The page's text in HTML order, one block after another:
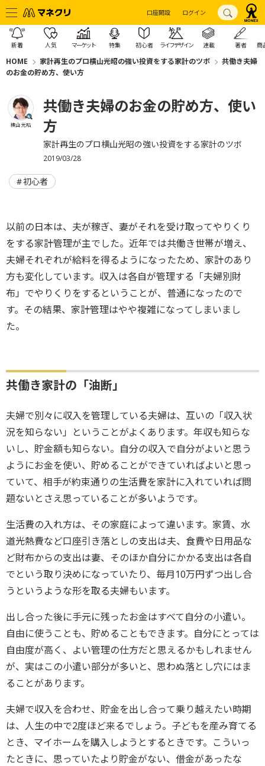
口座開設 ログイン
新着 人気 マーケット 特集 初心者 ライフデザイン 連載 著者 商
HOME 家計再生のプロ横山光昭の強い投資をする家計のツボ
共働き夫婦
のお金の貯め方、使い方
横山 光昭
共働き夫婦のお金の貯め方、使い
方
家計再生のプロ横山光昭の強い投資をする家計のツボ
2019/03/28
初心者
以前の日本は、夫が稼ぎ、妻がそれを受け取ってやりくり
をする家計管理が主でした。近年では共働き世帯が増え、
夫婦それぞれが給料を得るようになったため、家計のあり
方も変化しています。収入は各自が管理する「夫婦別財
布」でやりくりをするということが、普通になったので
す。その結果、家計管理はやや複雑になってしまいまし
た。
共働き家計の「油断」
夫婦で別々に収入を管理している夫婦は、互いの「収入状
況を知らない」ということがよくあります。年収も知らな
いし、貯金額も知らない。自分の収入で自分がよいと思う
ようにお金を使い、貯めることができていればよいと思っ
ていて、相手が約束通りの生活費を家計に入れていれば問
題ないとさえ思っていることが多いようです。
生活費の入れ方は、その家庭によって違います。家賃、水
道光熱費など口座引き落としの支出は夫、食費や日用品な
ど財布からの支出は妻、そのほか自分にかかる支出は各自
でという取り決めになっていたり、毎月10万円ずつ出し合
うというような形を取る夫婦もいます。
出し合った後に手元に残ったお金はすべて自分の小遣い。
自由に使うことも、貯めることもできます。自分にとっては
自由度が高く、よい管理の仕方だと思えるかもしれません
が、実はこの小遣い部分が多いと、思わぬ落とし穴にはま
ることがあります。
夫婦で収入を合わせ、貯金を出し合って乗り越えたい時期
は、人生の中で2度ほど来るでしょう。子どもを産み育てる
とき、マイホームを購入しようとするときです。こういっ
たときに、思っていたより貯金がない、借金があったな